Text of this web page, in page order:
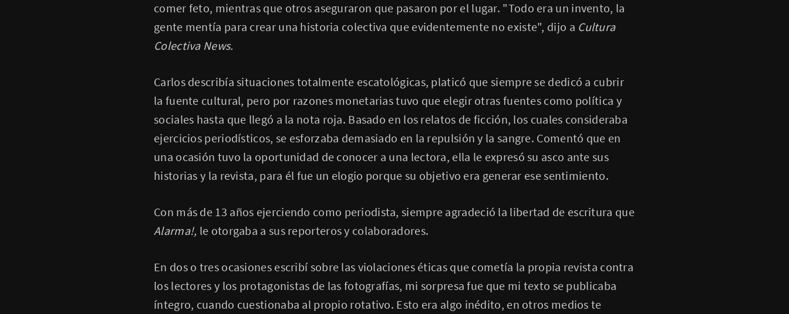
comer feto, mientras que otros aseguraron que pasaron por el lugar. "Todo era un invento, la
gente mentía para crear una historia colectiva que evidentemente no existe", dijo a Cultura
Colectiva News.
Carlos describía situaciones totalmente escatológicas, platicó que siempre se dedicó a cubrir
la fuente cultural, pero por razones monetarias tuvo que elegir otras fuentes como política y
sociales hasta que llegó a la nota roja. Basado en los relatos de ficción, los cuales consideraba
ejercicios periodísticos, se esforzaba demasiado en la repulsión y la sangre. Comentó que en
una ocasión tuvo la oportunidad de conocer a una lectora, ella le expresó su asco ante sus
historias y la revista, para él fue un elogio porque su objetivo era generar ese sentimiento.
Con más de 13 años ejerciendo como periodista, siempre agradeció la libertad de escritura que
Alarma!, le otorgaba a sus reporteros y colaboradores.
En dos o tres ocasiones escribí sobre las violaciones éticas que cometía la propia revista contra
los lectores y los protagonistas de las fotografías, mi sorpresa fue que mi texto se publicaba
íntegro, cuando cuestionaba al propio rotativo. Esto era algo inédito, en otros medios te